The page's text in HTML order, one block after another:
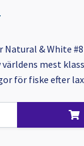
Natural & White
världens mest
för fiske efter lax